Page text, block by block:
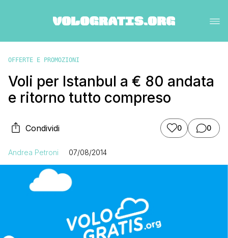
OFFERTE E PROMOZIONI
Voli per Istanbul a € 80 andata
e ritorno tutto compreso
Condividi 0 0
Andrea Petroni 07/08/2014